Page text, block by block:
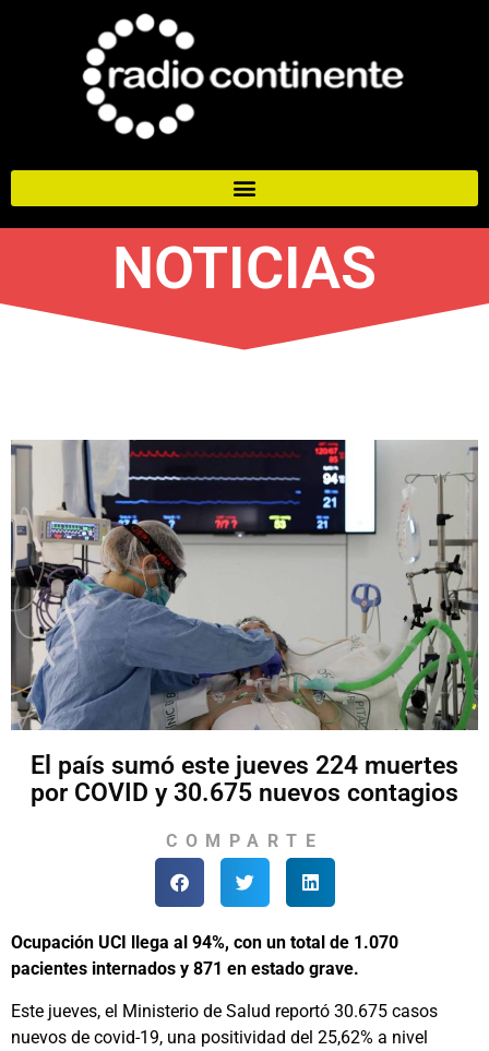
NOTICIAS
El país sumó este jueves 224 muertes
por COVID y 30.675 nuevos contagios
COMPARTE
Ocupación UCI llega al 94%, con un total de 1.070
pacientes internados y 871 en estado grave.
Este jueves, el Ministerio de Salud reportó 30.675 casos
nuevos de covid-19, una positividad del 25,62% a nivel